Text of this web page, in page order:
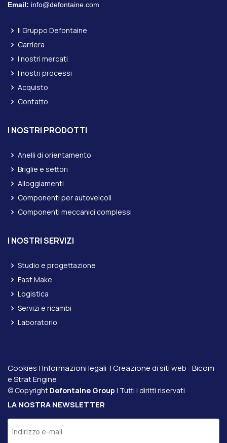
Email: info@defontaine.com
Il Gruppo Defontaine
Carriera
I nostri mercati
I nostri processi
Acquisto
Contatto
I NOSTRI PRODOTTI
Anelli di orientamento
Briglie e settori
Alloggiamenti
Componenti per autoveicoli
Componenti meccanici complessi
I NOSTRI SERVIZI
Studio e progettazione
Fast Make
Logistica
Servizi e ricambi
Laboratorio
Cookies |Informazioni legali | Creazione di siti web : Bicom
eStrat Engine
© Copyright Defontaine Group | Tutti i diritti riservati
LA NOSTRA NEWSLETTER